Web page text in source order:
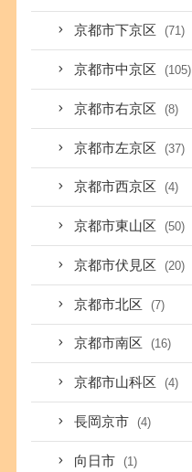
京都市下京区 (71)
京都市中京区 (105)
京都市右京区 (8)
京都市左京区 (37)
京都市西京区 (4)
京都市東山区 (50)
京都市伏見区 (20)
京都市北区 (7)
京都市南区 (16)
京都市山科区 (4)
長岡京市 (4)
向日市 (1)